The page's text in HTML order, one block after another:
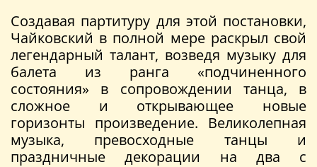
Создавая партитуру для этой постановки,
Чайковский в полной мере раскрыл свой
легендарный талант, возведя музыку для
балета из ранга «подчиненного
состояния» в сопровождении танца, в
сложное и открывающее новые
горизонты произведение. Великолепная
музыка, превосходные танцы и
праздничные декорации на два с